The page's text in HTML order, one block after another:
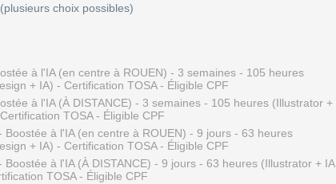
(plusieurs choix possibles)
à l'IA (en centre à ROUEN) - 3 semaines - 105 heures
+ IA) - Certification TOSA - Éligible CPF
à l'IA (À DISTANCE) - 3 semaines - 105 heures (Illustrator +
TOSA - Éligible CPF
à l'IA (en centre à ROUEN) - 9 jours - 63 heures
+ IA) - Certification TOSA - Éligible CPF
à l'IA (À DISTANCE) - 9 jours - 63 heures (Illustrator + IA,
TOSA - Éligible CPF